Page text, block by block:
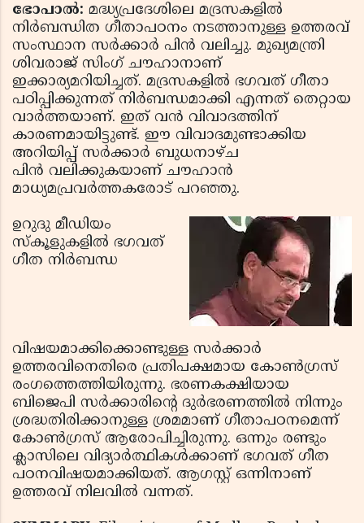
ഭോപാല്‍: മദ്ധ്യപ്രദേശിലെ മദ്രസകളില്‍
നിര്‍ബന്ധിത ഗീതാപഠനം നടത്താനുള്ള ഉത്തരവ്
സംസ്ഥാന സര്‍ക്കാര്‍ പിന്‍ വലിച്ചു. മുഖ്യമന്ത്രി
ശിവരാജ് സിംഗ് ചൗഹാനാണ്
ഇക്കാര്യമറിയിച്ചത്. മദ്രസകളില്‍ ഭഗവത് ഗീതാ
പഠിപ്പിക്കുന്നത് നിര്‍ബന്ധമാക്കി എന്നത് തെറ്റായ
വാര്‍ത്തയാണ്. ഇത് വന്‍ വിവാദത്തിന്
കാരണമായിട്ടുണ്ട്. ഈ വിവാദമുണ്ടാക്കിയ
അറിയിപ്പ് സര്‍ക്കാര്‍ ബുധനാഴ്ച
പിന്‍ വലിക്കുകയാണ് ചൗഹാന്‍
മാധ്യമപ്രവര്‍ത്തകരോട് പറഞ്ഞു.
ഉറുദു മീഡിയം
സ്‌കൂളുകളില്‍ ഭഗവത്
ഗീത നിര്‍ബന്ധ
വിഷയമാക്കിക്കൊണ്ടുള്ള സര്‍ക്കാര്‍
ഉത്തരവിനെതിരെ പ്രതിപക്ഷമായ കോണ്‍ഗ്രസ്
രംഗത്തെത്തിയിരുന്നു. ഭരണകക്ഷിയായ
ബിജെപി സര്‍ക്കാരിന്റെ ദുര്‍ഭരണത്തില്‍ നിന്നും
ശ്രദ്ധതിരിക്കാനുള്ള ശ്രമമാണ് ഗീതാപഠനമെന്ന്
കോണ്‍ഗ്രസ് ആരോപിച്ചിരുന്നു. ഒന്നും രണ്ടും
ക്ലാസിലെ വിദ്യാര്‍ത്ഥികള്‍ക്കാണ് ഭഗവത് ഗീത
പഠനവിഷയമാക്കിയത്. ആഗസ്റ്റ് ഒന്നിനാണ്
ഉത്തരവ് നിലവില്‍ വന്നത്.